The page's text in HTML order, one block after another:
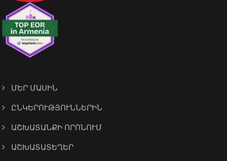
ՄԵՐ ՄԱՍԻՆ
ԸՆԿԵՐՈՒԹՅՈՒՆՆԵՐԻՆ
ԱՇԽԱՏԱՆՔԻ ՈՐՈՆՈՒՄ
ԱՇԽԱՏԱՏԵՂԵՐ